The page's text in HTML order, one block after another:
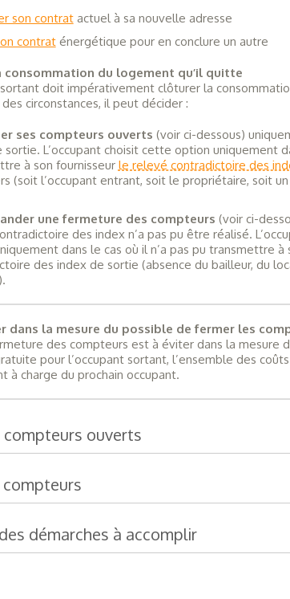
son contratactuel à sa nouvelle adresse
contraténergétique pour en conclure un autre
du logement qu’il quitte
sortant doit impérativement clôturer la
circonstances, il peut décider :
ses compteurs ouverts (voir ci-dessous)
sortie. L’occupant choisit cette option uniquement
à son fournisseur le relevé contradictoire des
(soit l’occupant entrant, soit le propriétaire, soit
une fermeture des compteurs (voir ci-
des index n’a pas pu être réalisé.
dans le cas où il n’a pas pu transmettre
des index de sortie (absence du bailleur, du
dans la mesure du possible de fermer les
des compteurs est à éviter dans la mesure
pour l’occupant sortant, l’ensemble des
à charge du prochain occupant.
compteurs ouverts
compteurs
démarches à accomplir